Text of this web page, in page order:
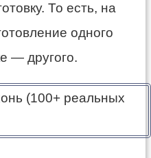
То есть, на
одного
— другого.